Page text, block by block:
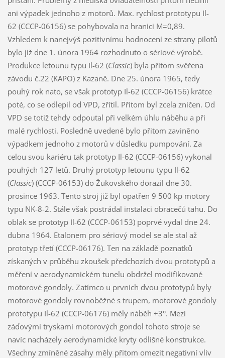
ani výpadek jednoho z motorů. Max. rychlost prototypu Il-
62 (CCCP-06156) se pohybovala na hranici M=0,89.
Vzhledem k nanejvýš pozitivnímu hodnocení ze strany pilotů
bylo již dne 1. února 1964 rozhodnuto o sériové výrobě.
Produkce letounu typu Il-62 (Classic) byla přitom svěřena
závodu č.22 (KAPO) z Kazaně. Dne 25. února 1965, tedy
pouhý rok nato, se však prototyp Il-62 (CCCP-06156) krátce
poté, co se odlepil od VPD, zřítil. Přitom byl zcela zničen. Od
VPD se totiž tehdy odpoutal při velkém úhlu náběhu a při
malé rychlosti. Posledně uvedené bylo přitom zaviněno
výpadkem jednoho z motorů v důsledku pumpování. Za
celou svou kariéru tak prototyp Il-62 (CCCP-06156) vykonal
pouhých 127 letů. Druhý prototyp letounu typu Il-62
(Classic) (CCCP-06153) do Žukovského dorazil dne 30.
prosince 1963. Tento stroj již byl opatřen 9 500 kp motory
typu NK-8-2. Stále však postrádal instalaci obracečů tahu. Do
oblak se prototyp Il-62 (CCCP-06153) poprvé vydal dne 24.
dubna 1964. Etalonem pro sériový model se ale stal až
prototyp třetí (CCCP-06176). Ten na základě poznatků
získaných v průběhu zkoušek předchozích dvou prototypů a
měření v aerodynamickém tunelu obdržel modifikované
motorové gondoly. Zatímco u prvních dvou prototypů byly
motorové gondoly rovnoběžné s trupem, motorové gondoly
prototypu Il-62 (CCCP-06176) měly náběh +3°. Mezi
záďovými tryskami motorových gondol tohoto stroje se
navíc nacházely aerodynamické kryty odlišné konstrukce.
Všechny zmíněné zásahy měly přitom omezit negativní vliv